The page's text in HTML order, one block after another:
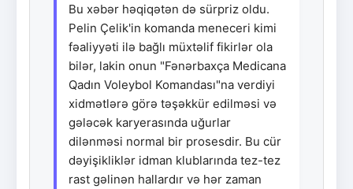
Bu xəbər həqiqətən də sürpriz oldu.
Pelin Çelik'in komanda meneceri kimi
fəaliyyəti ilə bağlı müxtəlif fikirlər ola
bilər, lakin onun "Fənərbaxça Medicana
Qadın Voleybol Komandası"na verdiyi
xidmətlərə görə təşəkkür edilməsi və
gələcək karyerasında uğurlar
dilənməsi normal bir prosesdir. Bu cür
dəyişikliklər idman klublarında tez-tez
rast gəlinən hallardır və hər zaman